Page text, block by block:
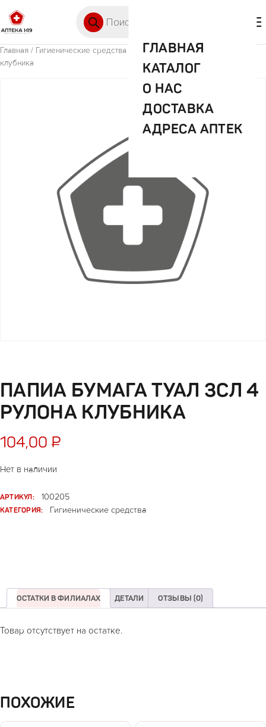
ГЛАВНАЯ
КАТАЛОГ
О НАС
ДОСТАВКА
АДРЕСА АПТЕК
Главная / Гигиенические средства / Папиа бумага туал 3сл 4 рулона
клубника
ПАПИА БУМАГА ТУАЛ 3СЛ 4
РУЛОНА КЛУБНИКА
104,00 ₽
Нет в наличии
АРТИКУЛ:
100205
КАТЕГОРИЯ:
Гигиенические средства
ОСТАТКИ В ФИЛИАЛАХ ДЕТАЛИ ОТЗЫВЫ (0)
Товар отсутствует на остатке.
ПОХОЖИЕ